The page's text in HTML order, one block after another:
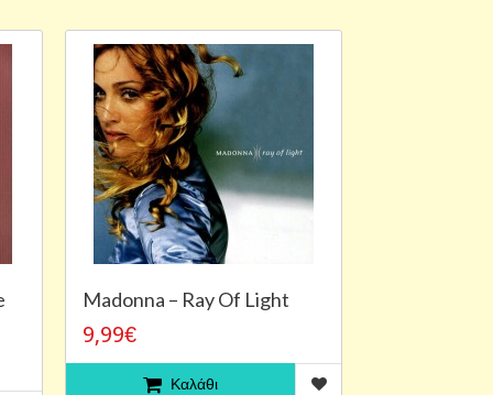
Madonna – Ray Of Light
9,99€
Καλάθι